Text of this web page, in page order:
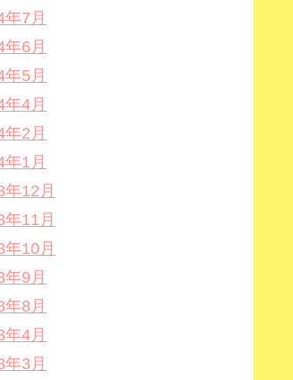
年7月
年6月
年5月
年4月
年2月
年1月
年12月
年11月
年10月
年9月
年8月
年4月
年3月